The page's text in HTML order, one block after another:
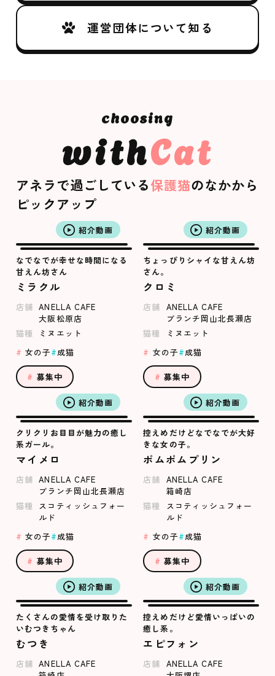
運営団体について知る
withCat
アネラで過ごしている保護猫のなかから
ピックアップ
紹介動画
なでなでが幸せな時間になる
甘えん坊さん
ミラクル
店舗 ANELLA CAFE
大阪松原店
猫種
ミヌエット
女の子
成猫
募集中
紹介動画
ちょっぴりシャイな甘えん坊
さん。
クロミ
店舗 ANELLA CAFE
ブランチ岡山北長瀬店
猫種
ミヌエット
女の子
成猫
募集中
紹介動画
クリクリお目目が魅力の癒し
系ガール。
マイメロ
店舗 ANELLA CAFE
ブランチ岡山北長瀬店
猫種
スコティッシュフォー
ルド
女の子
成猫
募集中
紹介動画
控えめだけどなでなでが大好
きな女の子。
ポムポムプリン
店舗 ANELLA CAFE
箱崎店
猫種
スコティッシュフォー
ルド
女の子
成猫
募集中
紹介動画
たくさんの愛情を受け取りた
いむつきちゃん
むつき
店舗 ANELLA CAFE
紹介動画
控えめだけど愛情いっぱいの
癒し系。
エピフォン
店舗 ANELLA CAFE